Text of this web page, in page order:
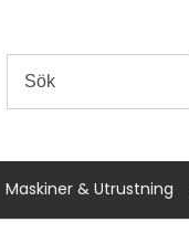
Maskiner & Utrustning